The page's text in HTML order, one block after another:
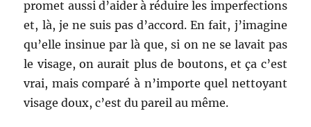
promet aussi d’aider à réduire les imperfections
et, là, je ne suis pas d’accord. En fait, j’imagine
qu’elle insinue par là que, si on ne se lavait pas
le visage, on aurait plus de boutons, et ça c’est
vrai, mais comparé à n’importe quel nettoyant
visage doux, c’est du pareil au même.